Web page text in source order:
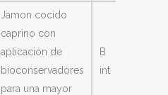
Jamon cocido
caprino con
aplicación de
bioconservadores
para una mayor
B
int